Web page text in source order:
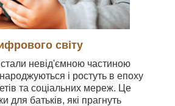
світу
стали невід'ємною частиною
і ростуть в епоху
та соціальних мереж. Це
для батьків, які прагнуть